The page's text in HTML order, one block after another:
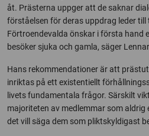
åt. Prästerna uppger att de saknar
förståelsen för deras uppdrag leder till
Förtroendevalda önskar i första hand
besöker sjuka och gamla, säger
Hans rekommendationer är att
inriktas på ett existentiellt
livets fundamentala frågor. Särskilt
majoriteten av medlemmar som aldrig
det vill säga dem som pliktskyldigast